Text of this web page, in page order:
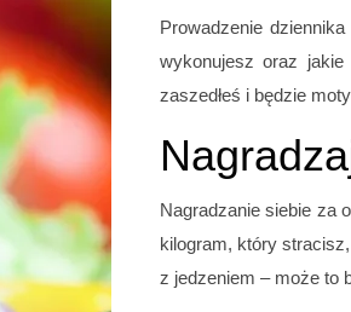
Prowadzenie
wykonujesz oraz
zaszedłeś i będzie
Nagradzanie siebie za
kilogram, który
z jedzeniem – może to